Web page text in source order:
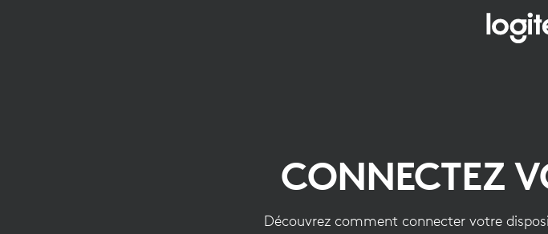
CONNECTEZ
Découvrez comment connecter votre